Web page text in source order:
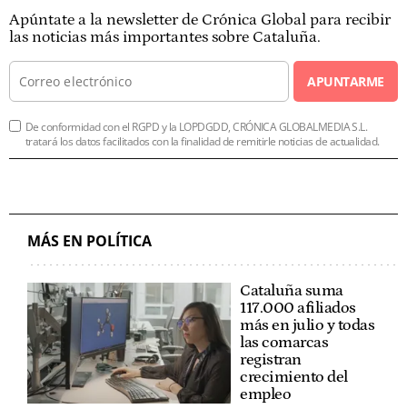
Apúntate a la newsletter de Crónica Global para recibir
las noticias más importantes sobre Cataluña.
APUNTARME
De conformidad con el RGPD y la LOPDGDD, CRÓNICA GLOBALMEDIA S.L.
tratará los datos facilitados con la finalidad de remitirle noticias de actualidad.
MÁS EN POLÍTICA
Cataluña suma
117.000 afiliados
más en julio y todas
las comarcas
registran
crecimiento del
empleo